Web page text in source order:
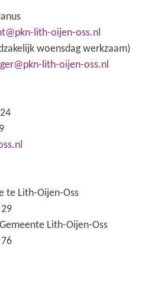
lith-oijen-oss.nl
woensdag werkzaam)
lith-oijen-oss.nl
te Lith-Oijen-Oss
Lith-Oijen-Oss